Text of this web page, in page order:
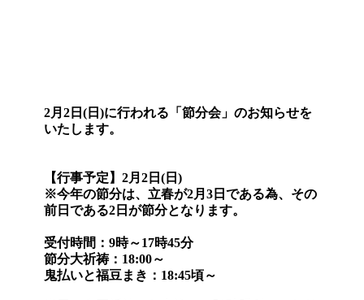
2月2日(日)に行われる「節分会」のお知らせを
いたします。
【行事予定】2月2日(日)
※今年の節分は、立春が2月3日である為、その
前日である2日が節分となります。
受付時間：9時～17時45分
節分大祈祷：18:00～
鬼払いと福豆まき：18:45頃～